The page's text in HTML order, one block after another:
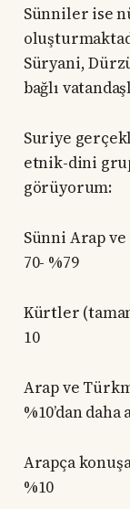
Sünniler ise
Süryani,
bağlı
Suriye
etnik-dini
görüyorum:
Sünni
70- %79
Kürtler
10
Arap ve
%10’dan daha
Arapça
%10